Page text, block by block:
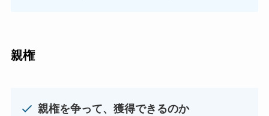
親権
親権を争って、獲得できるのか